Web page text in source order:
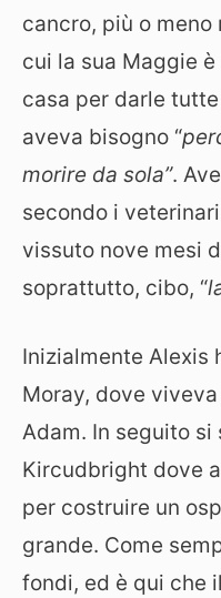
cancro, più o
cui la sua Maggie
casa per darle
aveva bisogno “
morire da sola”.
secondo i
vissuto nove mesi
soprattutto, cibo, “
Inizialmente Alexis
Moray, dove
Adam. In seguito
Kircudbright dove
per costruire un
grande. Come
fondi, ed è qui che